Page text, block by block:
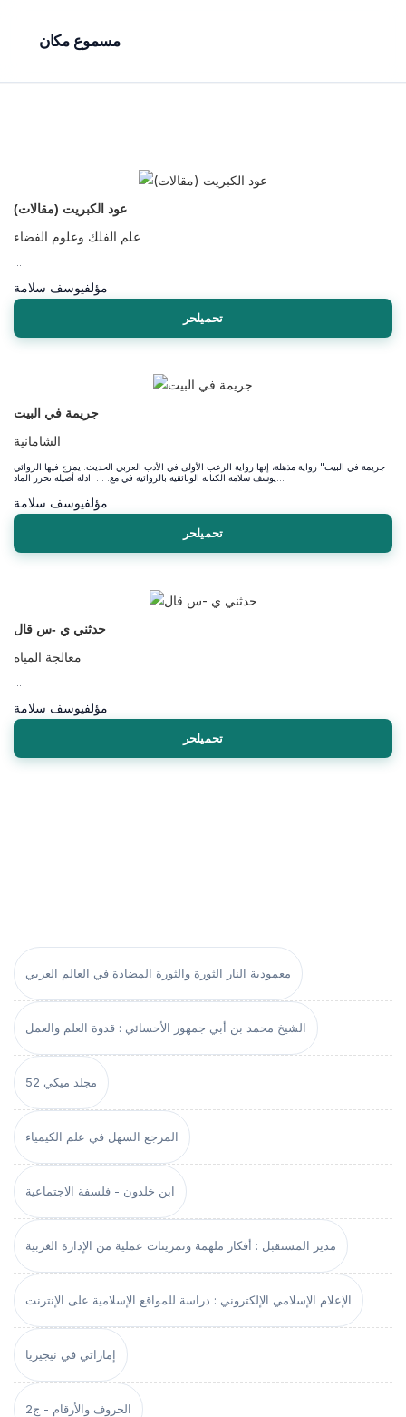
مسموع مكان
معمودية النار الثورة والثورة المضادة في العالم العربي
الشيخ محمد بن أبي جمهور الأحسائي : قدوة العلم والعمل
مجلد ميكي 52
المرجع السهل في علم الكيمياء
ابن خلدون - فلسفة الاجتماعية
مدير المستقبل : أفكار ملهمة وتمرينات عملية من الإدارة الغربية
الإعلام الإسلامي الإلكتروني : دراسة للمواقع الإسلامية على الإنترنت
إماراتي في نيجيريا
الحروف والأرقام - ج2
عود الكبريت (مقالات)
علم الفلك وعلوم الفضاء
مؤلفيوسف سلامة
تحميلحر
جريمة في البيت
الشامانية
جريمة في البيت" رواية مذهلة، إنها رواية الرعب الأولى في الأدب العربي الحديث. يمزج فيها الروائي
مؤلفيوسف سلامة
تحميلحر
حدثني ي -س قال
معالجة المياه
مؤلفيوسف سلامة
تحميلحر